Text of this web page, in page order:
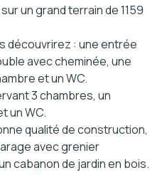
un grand terrain de 1159
découvrirez : une entrée
avec cheminée, une
et un WC.
3 chambres, un
un WC.
qualité de construction,
avec grenier
cabanon de jardin en bois.